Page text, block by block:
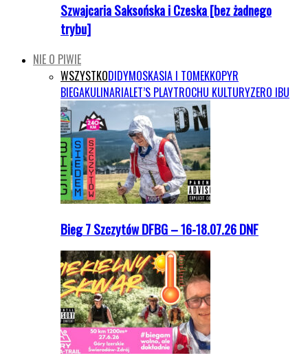
Szwajcaria Saksońska i Czeska [bez żadnego
trybu]
NIE O PIWIE
WSZYSTKODIDYMOSKASIA I TOMEKKOPYR
BIEGAKULINARIALET’S PLAYTROCHU KULTURYZERO IBU
Bieg 7 Szczytów DFBG – 16-18.07.26 DNF